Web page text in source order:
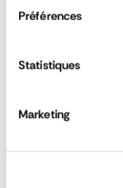
Préférences
Statistiques
Marketing